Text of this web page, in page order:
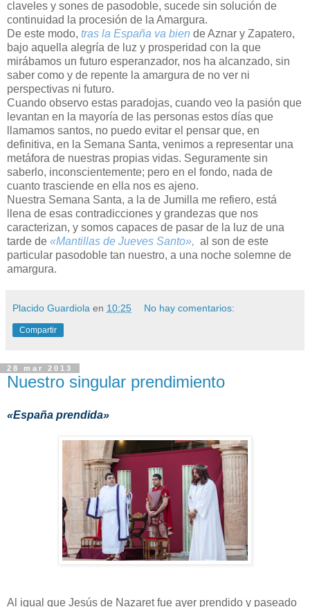
claveles y sones de pasodoble, sucede sin solución de
continuidad la procesión de la Amargura.
De este modo, tras la España va bien de Aznar y Zapatero,
bajo aquella alegría de luz y prosperidad con la que
mirábamos un futuro esperanzador, nos ha alcanzado, sin
saber como y de repente la amargura de no ver ni
perspectivas ni futuro.
Cuando observo estas paradojas, cuando veo la pasión que
levantan en la mayoría de las personas estos días que
llamamos santos, no puedo evitar el pensar que, en
definitiva, en la Semana Santa, venimos a representar una
metáfora de nuestras propias vidas. Seguramente sin
saberlo, inconscientemente; pero en el fondo, nada de
cuanto trasciende en ella nos es ajeno.
Nuestra Semana Santa, a la de Jumilla me refiero, está
llena de esas contradicciones y grandezas que nos
caracterizan, y somos capaces de pasar de la luz de una
tarde de «Mantillas de Jueves Santo», al son de este
particular pasodoble tan nuestro, a una noche solemne de
amargura.
Placido Guardiola en 10:25 No hay comentarios:
Compartir
28 mar 2013
Nuestro singular prendimiento
«España prendida»
Al igual que Jesús de Nazaret fue ayer prendido y paseado